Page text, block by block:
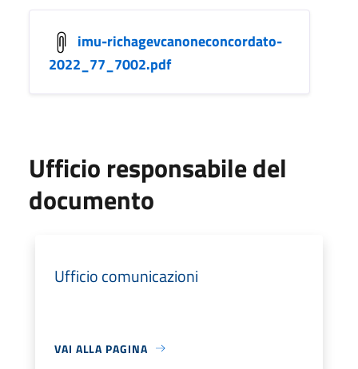
imu-richagevcanoneconcordato-
2022_77_7002.pdf
Ufficio responsabile del
documento
Ufficio comunicazioni
VAI ALLA PAGINA